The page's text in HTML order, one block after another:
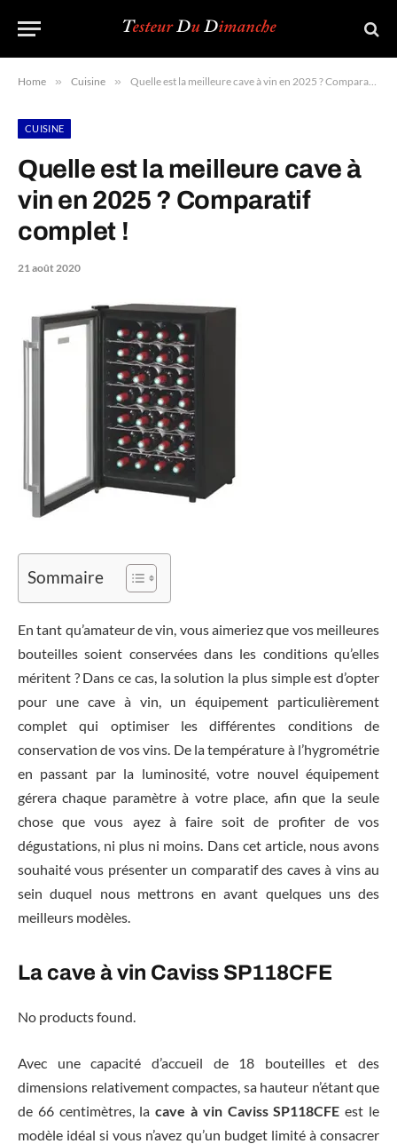
Home » Cuisine » Quelle est la meilleure cave à vin en 2025 ? Comparatif complet !
CUISINE
Quelle est la meilleure cave à
vin en 2025 ? Comparatif
complet !
21 août 2020
Sommaire
En tant qu’amateur de vin, vous aimeriez que vos meilleures
bouteilles soient conservées dans les conditions qu’elles
méritent ? Dans ce cas, la solution la plus simple est d’opter
pour une cave à vin, un équipement particulièrement
complet qui optimiser les différentes conditions de
conservation de vos vins. De la température à l’hygrométrie
en passant par la luminosité, votre nouvel équipement
gérera chaque paramètre à votre place, afin que la seule
chose que vous ayez à faire soit de profiter de vos
dégustations, ni plus ni moins. Dans cet article, nous avons
souhaité vous présenter un comparatif des caves à vins au
sein duquel nous mettrons en avant quelques uns des
meilleurs modèles.
La cave à vin Caviss SP118CFE
No products found.
Avec une capacité d’accueil de 18 bouteilles et des
dimensions relativement compactes, sa hauteur n’étant que
de 66 centimètres, lacave à vin Caviss SP118CFE est le
modèle idéal si vous n’avez qu’un budget limité à consacrer